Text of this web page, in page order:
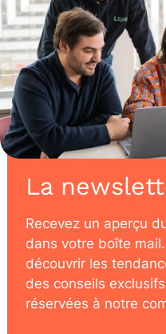
La
Recevez un aperçu
dans votre boîte
découvrir les
des conseils
réservées à notre